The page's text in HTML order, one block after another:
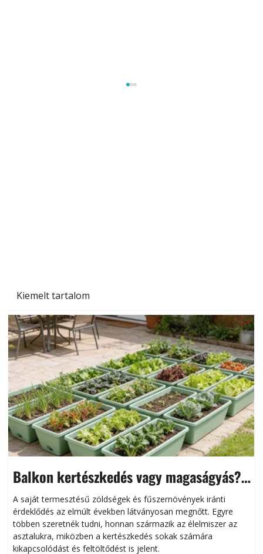
Kiemelt tartalom
Balkon kertészkedés vagy magaságyás?
Helytakarékos kertészkedés
A saját termesztésű zöldségek és fűszernövények iránti
érdeklődés az elmúlt években látványosan megnőtt. Egyre
többen szeretnék tudni, honnan származik az élelmiszer az
asztalukra, miközben a kertészkedés sokak számára
kikapcsolódást és feltöltődést is jelent.